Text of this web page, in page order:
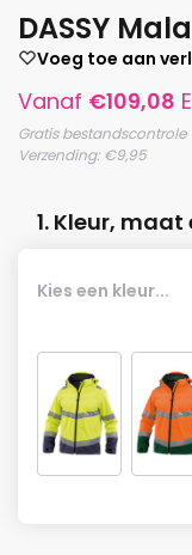
DASSY
Voeg toe aan
Vanaf €109,08
Gratis bestandscontrole
Verzending: €9,95
1. Kleur,
Kies een kleur...